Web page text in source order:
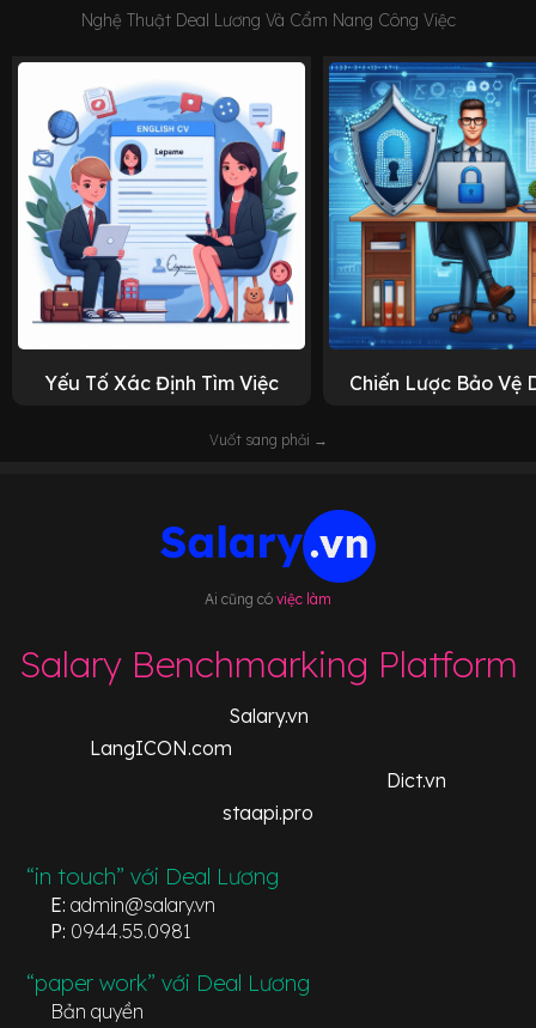
Nghệ Thuật Deal Lương Và Cẩm Nang Công Việc
Yếu Tố Xác Định Tìm Việc Chiến Lược Bảo Vệ
Vuốt sang phải →
Ai cũng có việc làm
Salary Benchmarking Platform
Salary.vn
LangICON.com
Dict.vn
staapi.pro
“in touch” với Deal Lương
E: admin@salary.vn
P: 0944.55.0981
“paper work” với Deal Lương
Bản quyền